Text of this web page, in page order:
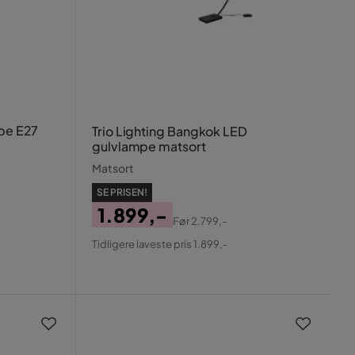
E27
Trio Lighting Bangkok LED
gulvlampe matsort
Matsort
SE PRISEN!
Pris
1.899,-
Original
Før2.799,-
Tidligere laveste pris 1.899,-